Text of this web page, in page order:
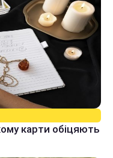
карти обіцяють